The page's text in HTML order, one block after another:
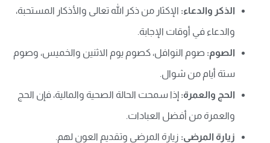
الذكر والدعاء: الإكثار من ذكر الله تعالى والأذكار المستحبة،
والدعاء في أوقات الإجابة.
الصوم: صوم النوافل، كصوم يوم الاثنين والخميس، وصوم
ستة أيام من شوال.
الحج والعمرة: إذا سمحت الحالة الصحية والمالية، فإن الحج
والعمرة من أفضل العبادات.
زيارة المرضى: زيارة المرضى وتقديم العون لهم.